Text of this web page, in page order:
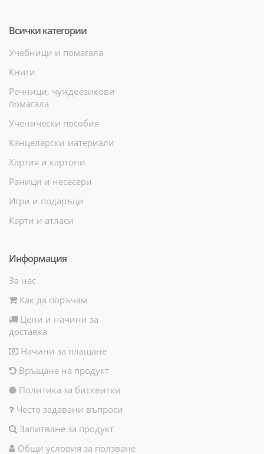
Всички категории
Учебници и помагала
Книги
Речници, чуждоезикови
помагала
Ученически пособия
Канцеларски материали
Хартия и картони
Раници и несесери
Игри и подаръци
Карти и атласи
Информация
За нас
Как да поръчам
Цени и начини за
доставка
Начини за плащане
Връщане на продукт
Политика за бисквитки
Често задавани въпроси
Запитване за продукт
Общи условия за ползване